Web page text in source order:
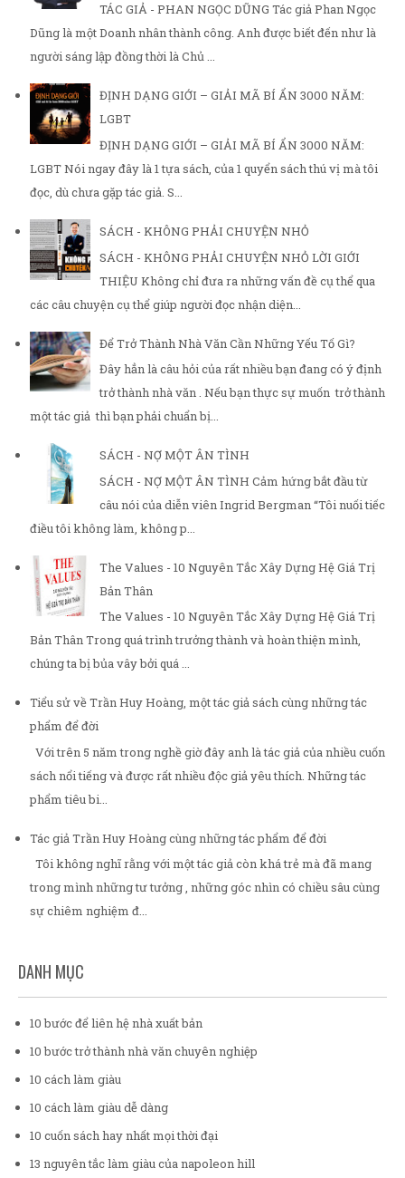
TÁC GIẢ - PHAN NGỌC DŨNG Tác giả Phan Ngọc
Dũng là một Doanh nhân thành công. Anh được biết đến như là
người sáng lập đồng thời là Chủ ...
ĐỊNH DẠNG GIỚI – GIẢI MÃ BÍ ẨN 3000 NĂM:
LGBT
ĐỊNH DẠNG GIỚI – GIẢI MÃ BÍ ẨN 3000 NĂM:
LGBT Nói ngay đây là 1 tựa sách, của 1 quyển sách thú vị mà tôi
đọc, dù chưa gặp tác giả. S...
SÁCH - KHÔNG PHẢI CHUYỆN NHỎ
SÁCH - KHÔNG PHẢI CHUYỆN NHỎ LỜI GIỚI
THIỆU Không chỉ đưa ra những vấn đề cụ thể qua
các câu chuyện cụ thể giúp người đọc nhận diện...
Để Trở Thành Nhà Văn Cần Những Yếu Tố Gì?
Đây hẳn là câu hỏi của rất nhiều bạn đang có ý định
trở thành nhà văn . Nếu bạn thực sự muốn trở thành
một tác giả thì bạn phải chuẩn bị...
SÁCH - NỢ MỘT ÂN TÌNH
SÁCH - NỢ MỘT ÂN TÌNH Cảm hứng bắt đầu từ
câu nói của diễn viên Ingrid Bergman “Tôi nuối tiếc
điều tôi không làm, không p...
The Values - 10 Nguyên Tắc Xây Dựng Hệ Giá Trị
Bản Thân
The Values - 10 Nguyên Tắc Xây Dựng Hệ Giá Trị
Bản Thân Trong quá trình trưởng thành và hoàn thiện mình,
chúng ta bị bủa vây bởi quá ...
Tiểu sử về Trần Huy Hoàng, một tác giả sách cùng những tác
phẩm để đời
Với trên 5 năm trong nghề giờ đây anh là tác giả của nhiều cuốn
sách nổi tiếng và được rất nhiều độc giả yêu thích. Những tác
phẩm tiêu bi...
Tác giả Trần Huy Hoàng cùng những tác phẩm để đời
Tôi không nghĩ rằng với một tác giả còn khá trẻ mà đã mang
trong mình những tư tưởng , những góc nhìn có chiều sâu cùng
sự chiêm nghiệm đ...
DANH MỤC
10 bước để liên hệ nhà xuất bản
10 bước trở thành nhà văn chuyên nghiệp
10 cách làm giàu
10 cách làm giàu dễ dàng
10 cuốn sách hay nhất mọi thời đại
13 nguyên tắc làm giàu của napoleon hill